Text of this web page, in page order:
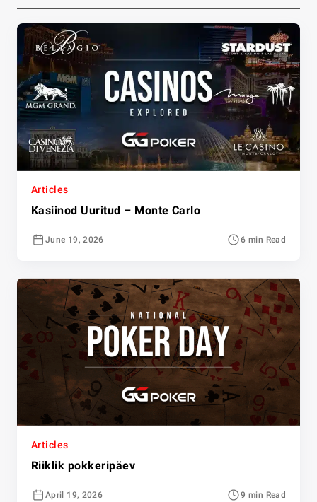
Articles
Kasiinod Uuritud – Monte Carlo
June 19, 2026 6 min Read
Articles
Riiklik pokkeripäev
April 19, 2026 9 min Read